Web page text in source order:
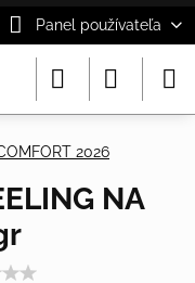
Panel používateľa
2026
NA